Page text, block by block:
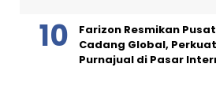
Farizon Resmikan
Cadang Global,
Purnajual di Pasar